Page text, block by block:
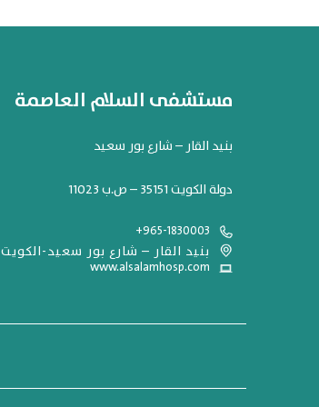
مستشفى السلام العاصمة
بنيد القار – شارع بور سعيد
دولة الكويت 35151 – ص.ب 11023
+965-1830003
بنيد القار – شارع بور سعيد-الكويت
www.alsalamhosp.com